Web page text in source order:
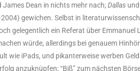
Dean in nichts mehr nach;Dal­las
gewi­chen. Selbst in
gele­gent­lich ein Refe­rat über Emma­nu­el
wür­de, aller­dings bei genau­em
wie iPads, und pikan­ter­wei­se wer­ben
anzu­knüp­fen; “Biß” zum nächs­ten